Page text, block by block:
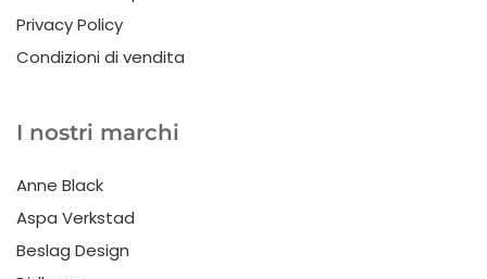
Privacy Policy
Condizioni di vendita
I nostri marchi
Anne Black
Aspa Verkstad
Beslag Design